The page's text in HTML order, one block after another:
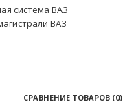
система ВАЗ
ВАЗ
СРАВНЕНИЕ ТОВАРОВ (0)